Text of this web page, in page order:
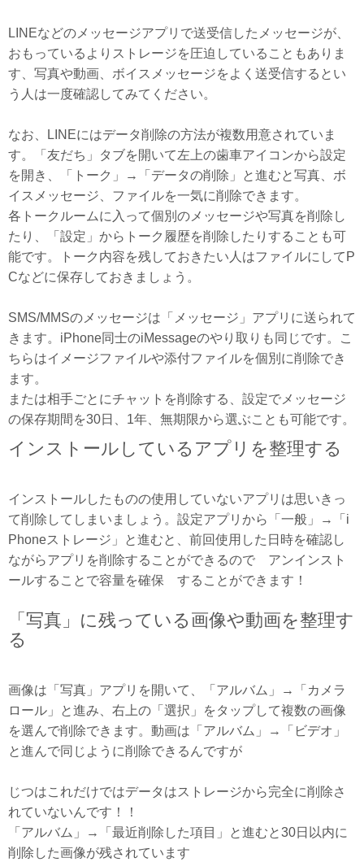
LINEなどのメッセージアプリで送受信したメッセージが、
おもっているよりストレージを圧迫していることもありま
す、写真や動画、ボイスメッセージをよく送受信するとい
う人は一度確認してみてください。
なお、LINEにはデータ削除の方法が複数用意されていま
す。「友だち」タブを開いて左上の歯車アイコンから設定
を開き、「トーク」→「データの削除」と進むと写真、ボ
イスメッセージ、ファイルを一気に削除できます。
各トークルームに入って個別のメッセージや写真を削除し
たり、「設定」からトーク履歴を削除したりすることも可
能です。トーク内容を残しておきたい人はファイルにしてP
Cなどに保存しておきましょう。
SMS/MMSのメッセージは「メッセージ」アプリに送られて
きます。iPhone同士のiMessageのやり取りも同じです。こ
ちらはイメージファイルや添付ファイルを個別に削除でき
ます。
または相手ごとにチャットを削除する、設定でメッセージ
の保存期間を30日、1年、無期限から選ぶことも可能です。
インストールしているアプリを整理する
インストールしたものの使用していないアプリは思いきっ
て削除してしまいましょう。設定アプリから「一般」→「i
Phoneストレージ」と進むと、前回使用した日時を確認し
ながらアプリを削除することができるので アンインスト
ールすることで容量を確保 することができます！
「写真」に残っている画像や動画を整理す
る
画像は「写真」アプリを開いて、「アルバム」→「カメラ
ロール」と進み、右上の「選択」をタップして複数の画像
を選んで削除できます。動画は「アルバム」→「ビデオ」
と進んで同じように削除できるんですが
じつはこれだけではデータはストレージから完全に削除さ
れていないんです！！
「アルバム」→「最近削除した項目」と進むと30日以内に
削除した画像が残されています